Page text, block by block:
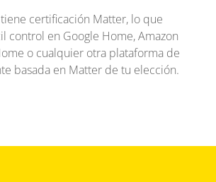
certificación Matter, lo que
control en Google Home, Amazon
o cualquier otra plataforma de
basada en Matter de tu elección.